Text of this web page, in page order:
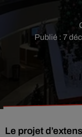
Publié : 7
Le projet